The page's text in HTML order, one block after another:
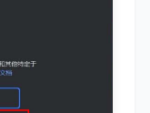
致激活许可被
！